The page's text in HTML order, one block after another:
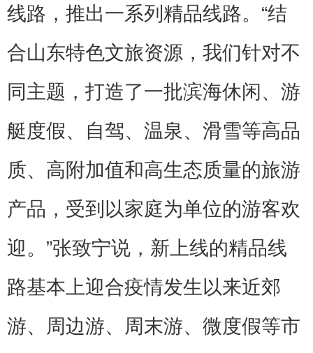
线路，推出一系列精品线路。“结
合山东特色文旅资源，我们针对不
同主题，打造了一批滨海休闲、游
艇度假、自驾、温泉、滑雪等高品
质、高附加值和高生态质量的旅游
产品，受到以家庭为单位的游客欢
迎。”张致宁说，新上线的精品线
路基本上迎合疫情发生以来近郊
游、周边游、周末游、微度假等市